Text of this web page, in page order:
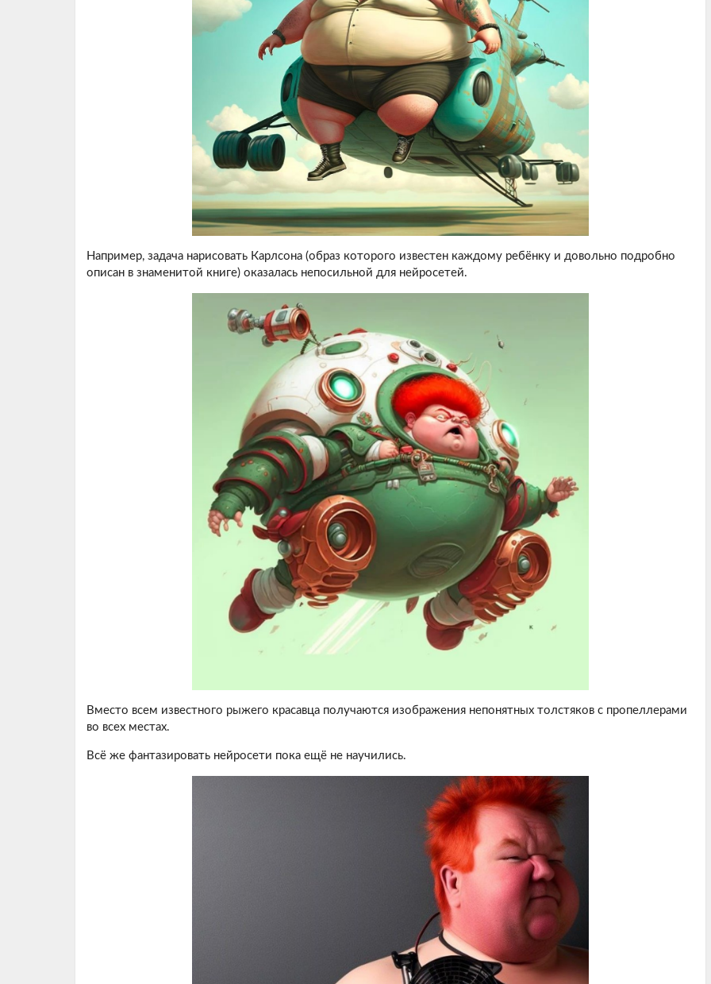
Например, задача нарисовать Карлсона (образ которого известен каждому ребёнку и довольно подробно
описан в знаменитой книге) оказалась непосильной для нейросетей.
Вместо всем известного рыжего красавца получаются изображения непонятных толстяков с пропеллерами
во всех местах.
Всё же фантазировать нейросети пока ещё не научились.